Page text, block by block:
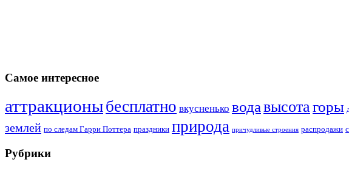
Самое интересное
аттракционыбесплатно вкусненько водавысота горы
землей по следам Гарри Поттера праздники природа причудливые строения распродажи
Рубрики